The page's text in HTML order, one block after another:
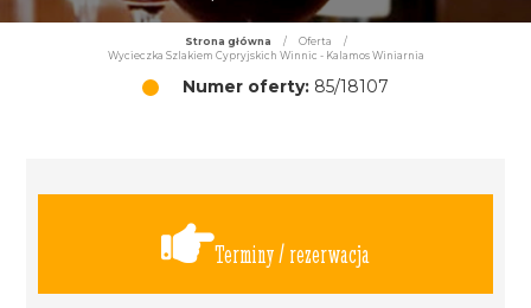
Strona główna / Oferta
/
Wycieczka Szlakiem Cypryjskich Winnic - Kalamos Winiarnia
Numer oferty: 85/18107
Terminy / rezerwacja